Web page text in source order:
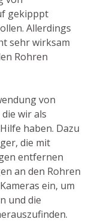
gekipppt
Allerdings
sehr wirksam
Rohren
von
wir als
haben. Dazu
die mit
entfernen
an den Rohren
ein, um
und die